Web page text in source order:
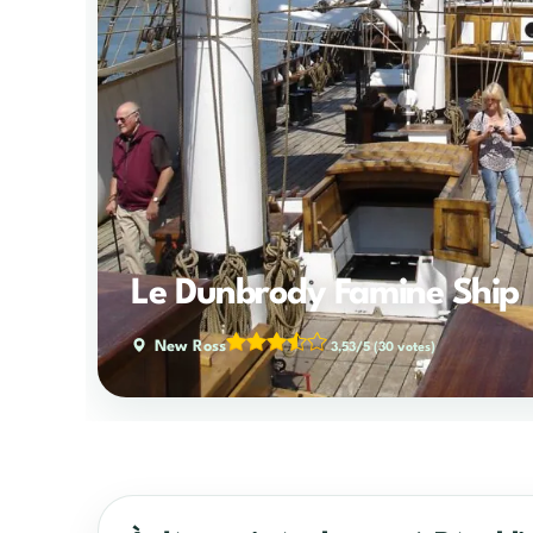
Le Dunbrody Famine Ship
New Ross 3,53/5(30 votes)